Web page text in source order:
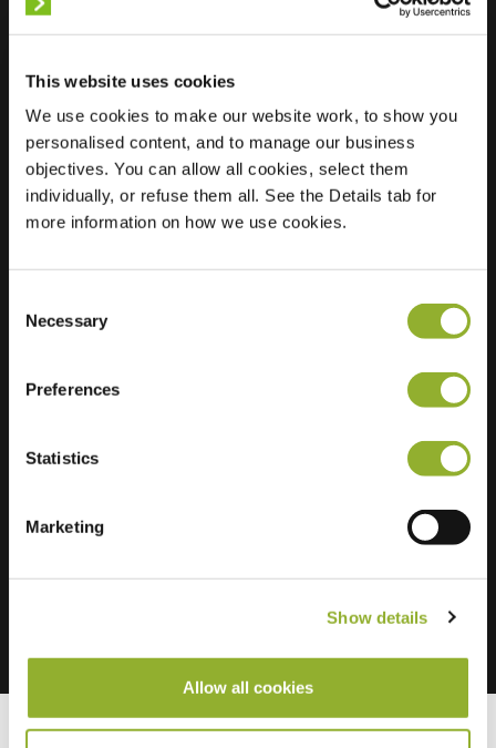
This website uses cookies
We use cookies to make our website work, to show you
personalised content, and to manage our business
objectives. You can allow all cookies, select them
individually, or refuse them all. See the Details tab for
more information on how we use cookies.
Selection
Necessary
Preferences
Statistics
Marketing
Show details
Allow all cookies
Sijainti
Rietgansstraat 49
3291 VJ Strijen
Alankomaat